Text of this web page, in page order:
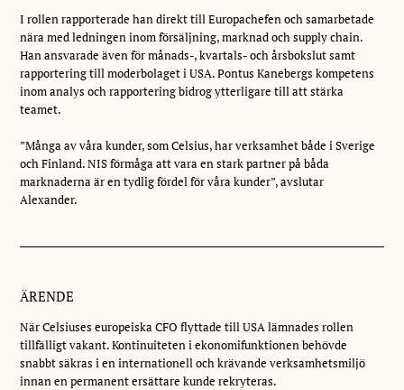
ÄRENDE
När Celsiuses europeiska CFO flyttade till USA lämnades rollen
tillfälligt vakant. Kontinuiteten i ekonomifunktionen behövde
snabbt säkras i en internationell och krävande verksamhetsmiljö
innan en permanent ersättare kunde rekryteras.
I rollen rapporterade han direkt till Europachefen och samarbetade
nära med ledningen inom försäljning, marknad och supply chain.
Han ansvarade även för månads-, kvartals- och årsbokslut samt
rapportering till moderbolaget i USA. Pontus Kanebergs kompetens
inom analys och rapportering bidrog ytterligare till att stärka
teamet.
”Många av våra kunder, som Celsius, har verksamhet både i Sverige
och Finland. NIS förmåga att vara en stark partner på båda
marknaderna är en tydlig fördel för våra kunder”, avslutar
Alexander.